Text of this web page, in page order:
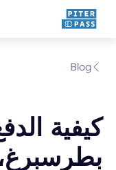
Blog
كيفية